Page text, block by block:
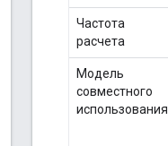
Частота
расчета
Модель
совместного
использования